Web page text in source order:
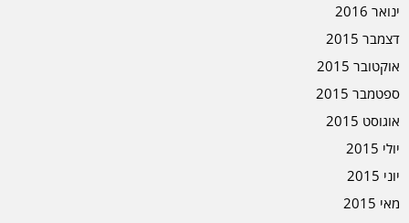
ינואר 2016
דצמבר 2015
אוקטובר 2015
ספטמבר 2015
אוגוסט 2015
יולי 2015
יוני 2015
מאי 2015